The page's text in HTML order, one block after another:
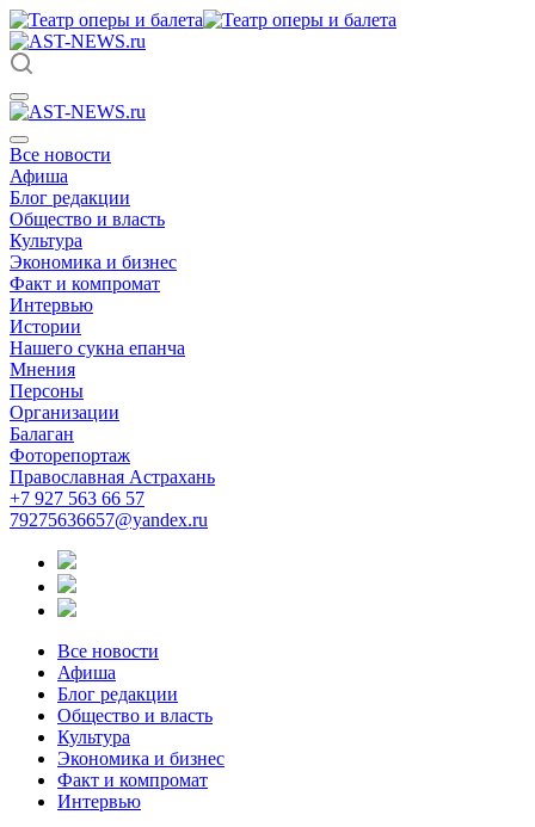
Все новости
Афиша
Блог редакции
Общество и власть
Культура
Экономика и бизнес
Факт и компромат
Интервью
Истории
Нашего сукна епанча
Мнения
Персоны
Организации
Балаган
Фоторепортаж
Православная Астрахань
+7 927 563 66 57
79275636657@yandex.ru
Все новости
Афиша
Блог редакции
Общество и власть
Культура
Экономика и бизнес
Факт и компромат
Интервью